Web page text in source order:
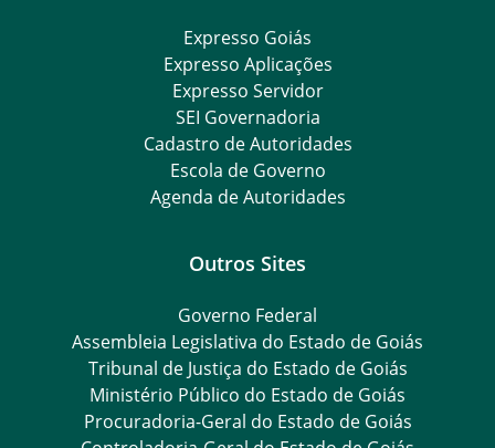
Expresso Goiás
Expresso Aplicações
Expresso Servidor
SEI Governadoria
Cadastro de Autoridades
Escola de Governo
Agenda de Autoridades
Outros Sites
Governo Federal
Assembleia Legislativa do Estado de Goiás
Tribunal de Justiça do Estado de Goiás
Ministério Público do Estado de Goiás
Procuradoria-Geral do Estado de Goiás